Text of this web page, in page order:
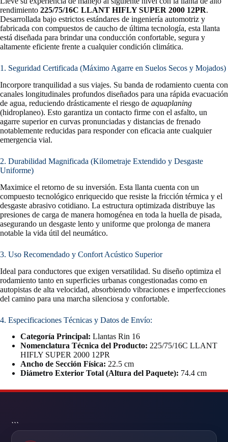
rendimiento 225/75/16C LLANT HIFLY SUPER 2000 12PR.
Desarrollada bajo estrictos estándares de ingeniería automotriz y
fabricada con compuestos de caucho de última tecnología, esta llanta
está diseñada para brindar una conducción confortable, segura y
altamente eficiente frente a cualquier condición climática.
1. Seguridad Certificada (Máximo Agarre en Suelos Secos y Mojados)
Incorpore tranquilidad a sus viajes. Su banda de rodamiento cuenta con
canales longitudinales profundos diseñados para una rápida evacuación
de agua, reduciendo drásticamente el riesgo de aquaplaning
(hidroplaneo). Esto garantiza un contacto firme con el asfalto, un
agarre superior en curvas pronunciadas y distancias de frenado
notablemente reducidas para responder con eficacia ante cualquier
emergencia vial.
2. Durabilidad Magnificada (Kilometraje Extendido y Desgaste
Uniforme)
Maximice el retorno de su inversión. Esta llanta cuenta con un
compuesto tecnológico enriquecido que resiste la fricción térmica y el
desgaste abrasivo cotidiano. La estructura optimizada distribuye las
presiones de carga de manera homogénea en toda la huella de pisada,
asegurando un desgaste lento y uniforme que prolonga de manera
notable la vida útil del neumático.
3. Uso Recomendado y Confort Acústico Superior
Ideal para conductores que exigen versatilidad. Su diseño optimiza el
rodamiento tanto en superficies urbanas congestionadas como en
autopistas de alta velocidad, absorbiendo vibraciones e imperfecciones
del camino para una marcha silenciosa y confortable.
4. Especificaciones Técnicas y Datos de Envío:
Categoría Principal: Llantas Rin 16
Nomenclatura Técnica del Producto: 225/75/16C LLANT
HIFLY SUPER 2000 12PR
Ancho de Sección Física: 22.5 cm
Diámetro Exterior Total (Altura del Paquete): 74.4 cm
```